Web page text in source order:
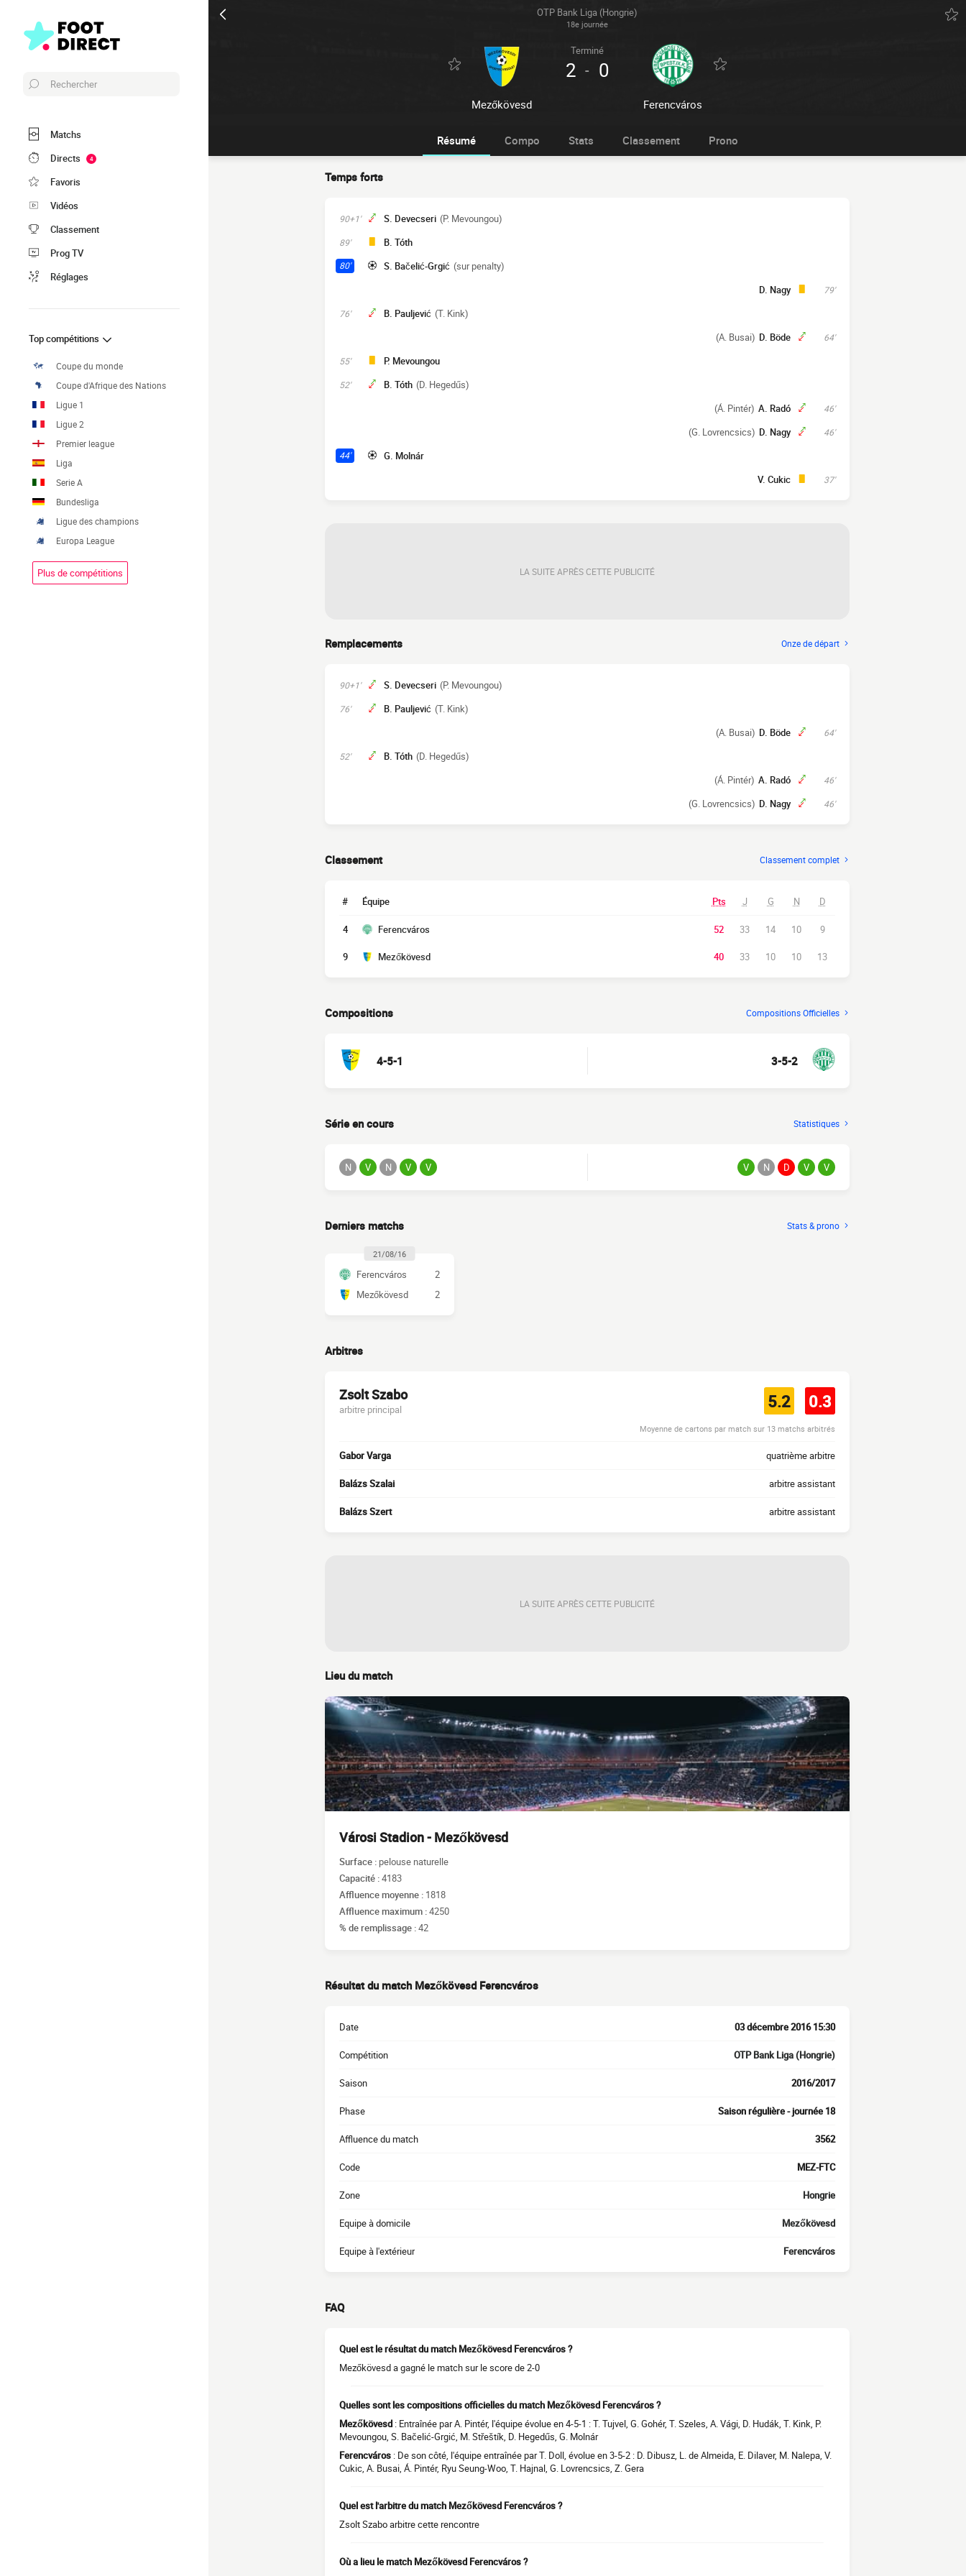
OTP Bank Liga (Hongrie)
18e journée
Mezőkövesd
Terminé
2 - 0
Ferencváros
Rechercher
Matchs
Directs
4
Favoris
Vidéos
Classement
Prog TV
Réglages
Top compétitions
Coupe du monde
Coupe d'Afrique des Nations
Ligue 1
Ligue 2
Premier league
Liga
Serie A
Bundesliga
Ligue des champions
Europa League
Plus de compétitions
Résumé Compo Stats Classement Prono
Temps forts
90+1' S. Devecseri (P. Mevoungou)
89' B. Tóth
80' S. Bačelić-Grgić (sur penalty)
79'
D. Nagy
76' B. Pauljević (T. Kink)
64'
D. Böde
(A. Busai)
55' P. Mevoungou
52' B. Tóth (D. Hegedűs)
46'
A. Radó
(Á. Pintér)
46'
D. Nagy
(G. Lovrencsics)
44' G. Molnár
37'
V. Cukic
LA SUITE APRÈS CETTE PUBLICITÉ
Remplacements Onze de départ
90+1' S. Devecseri (P. Mevoungou)
76' B. Pauljević (T. Kink)
64'
D. Böde
(A. Busai)
52' B. Tóth (D. Hegedűs)
46'
A. Radó
(Á. Pintér)
46'
D. Nagy
(G. Lovrencsics)
Classement Classement complet
# Équipe Pts J G N D
4 Ferencváros 52 33 14 10 9
9 Mezőkövesd 40 33 10 10 13
Compositions Compositions Officielles
4-5-1 3-5-2
Série en cours Statistiques
N V N V V V N D V V
Derniers matchs Stats & prono
21/08/16
Ferencváros
2
Mezőkövesd
2
Arbitres
Zsolt Szabo
arbitre principal 5.2 0.3
Moyenne de cartons par match sur 13 matchs arbitrés
Gabor Varga quatrième arbitre
Balázs Szalai arbitre assistant
Balázs Szert arbitre assistant
LA SUITE APRÈS CETTE PUBLICITÉ
Lieu du match
Városi Stadion - Mezőkövesd
Surface : pelouse naturelle
Capacité :4183
Affluence moyenne : 1818
Affluence maximum :4250
% de remplissage :42
Résultat du match Mezőkövesd Ferencváros
Date 03 décembre 2016 15:30
Compétition OTP Bank Liga (Hongrie)
Saison 2016/2017
Phase Saison régulière - journée 18
Affluence du match 3562
Code MEZ-FTC
Zone Hongrie
Equipe à domicile Mezőkövesd
Equipe à l'extérieur Ferencváros
FAQ
Quel est le résultat du match Mezőkövesd Ferencváros ?
Mezőkövesd a gagné le match sur le score de 2-0
Quelles sont les compositions officielles du match Mezőkövesd Ferencváros ?
Mezőkövesd : Entraînée par A. Pintér, l'équipe évolue en 4-5-1 : T. Tujvel, G. Gohér, T. Szeles, A. Vági, D. Hudák, T. Kink, P.
Mevoungou, S. Bačelić-Grgić, M. Střeštík, D. Hegedűs, G. Molnár
Ferencváros : De son côté, l'équipe entraînée par T. Doll, évolue en 3-5-2 : D. Dibusz, L. de Almeida, E. Dilaver, M. Nalepa, V.
Cukic, A. Busai, Á. Pintér, Ryu Seung-Woo, T. Hajnal, G. Lovrencsics, Z. Gera
Quel est l'arbitre du match Mezőkövesd Ferencváros ?
Zsolt Szabo arbitre cette rencontre
Où a lieu le match Mezőkövesd Ferencváros ?